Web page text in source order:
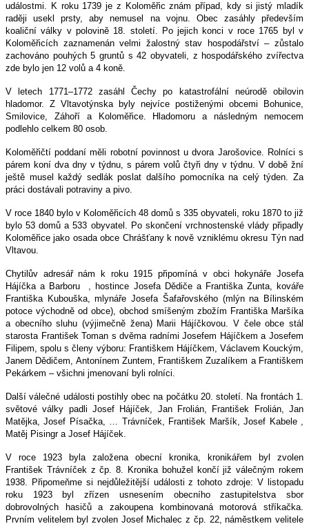
událostmi. K roku 1739 je z Koloměřic znám případ, kdy si jistý mladík
raději usekl prsty, aby nemusel na vojnu. Obec zasáhly především
koaliční války v polovině 18. století. Po jejich konci v roce 1765 byl v
Koloměřicích zaznamenán velmi žalostný stav hospodářství – zůstalo
zachováno pouhých 5 gruntů s 42 obyvateli, z hospodářského zvířectva
zde bylo jen 12 volů a 4 koně.
V letech 1771–1772 zasáhl Čechy po katastrofální neúrodě obilovin
hladomor. Z Vltavotýnska byly nejvíce postiženými obcemi Bohunice,
Smilovice, Záhoří a Koloměřice. Hladomoru a následným nemocem
podlehlo celkem 80 osob.
Koloměřičtí poddaní měli robotní povinnost u dvora Jarošovice. Rolníci s
párem koní dva dny v týdnu, s párem volů čtyři dny v týdnu. V době žní
ještě musel každý sedlák poslat dalšího pomocníka na celý týden. Za
práci dostávali potraviny a pivo.
V roce 1840 bylo v Koloměřicích 48 domů s 335 obyvateli, roku 1870 to již
bylo 53 domů a 533 obyvatel. Po skončení vrchnostenské vlády připadly
Koloměřice jako osada obce Chrášťany k nově vzniklému okresu Týn nad
Vltavou.
Chytilův adresář nám k roku 1915 připomíná v obci hokynáře Josefa
Hájíčka a Barboru
, hostince Josefa Dědiče a Františka Zunta, kováře
Františka Kubouška, mlynáře Josefa Šafařovského (mlýn na Bílinském
potoce východně od obce), obchod smíšeným zbožím Františka Maršíka
a obecního sluhu (výjimečně žena) Marii Hájíčkovou. V čele obce stál
starosta František Toman s dvěma radními Josefem Hájíčkem a Josefem
Filipem, spolu s členy výboru: Františkem Hájíčkem, Václavem Kouckým,
Janem Dědičem, Antonínem Zuntem, Františkem Zuzalíkem a Františkem
Pekárkem – všichni jmenovaní byli rolníci.
Další válečné události postihly obec na počátku 20. století. Na frontách 1.
světové války padli Josef Hájíček, Jan Frolián, František Frolián, Jan
Matějka, Josef Písačka, … Trávníček, František Maršík, Josef Kabele ,
Matěj Pisingr a Josef Hájíček.
V roce 1923 byla založena obecní kronika, kronikářem byl zvolen
František Trávníček z čp. 8. Kronika bohužel končí již válečným rokem
1938. Připomeňme si nejdůležitější události z tohoto zdroje: V listopadu
roku 1923 byl zřízen usnesením obecního zastupitelstva sbor
dobrovolných hasičů a zakoupena kombinovaná motorová stříkačka.
Prvním velitelem byl zvolen Josef Michalec z čp. 22, náměstkem velitele